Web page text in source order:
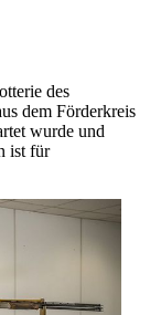
des
dem Förderkreis
wurde und
ist für